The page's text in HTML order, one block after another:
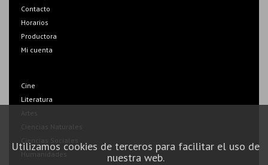
Utilizamos cookies de terceros para facilitar el uso de
nuestra web.
Contacto
Horarios
Productora
Mi cuenta
Cine
Literatura
Artes
Ciencias Naturales
Ciencias Sociales
Humanidades